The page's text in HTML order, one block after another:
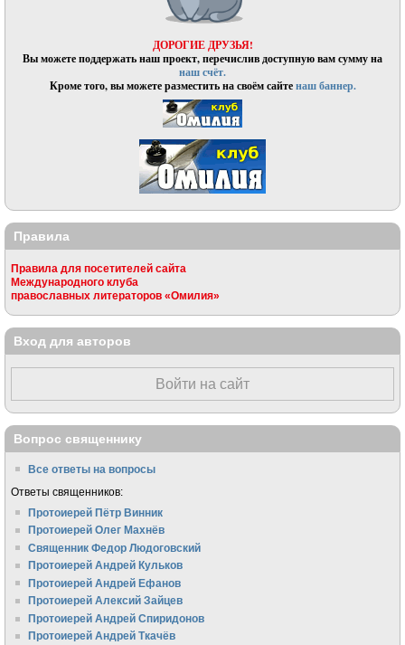
ДОРОГИЕ ДРУЗЬЯ!
Вы можете поддержать наш проект, перечислив доступную вам сумму на
наш счёт.
Кроме того, вы можете разместить на своём сайтенаш баннер.
Правила
Правила для посетителей сайта
Международного клуба
православных литераторов «Омилия»
Вход для авторов
Войти на сайт
Вопрос священнику
Все ответы на вопросы
Ответы священников:
Протоиерей Пётр Винник
Протоиерей Олег Махнёв
Священник Федор Людоговский
Протоиерей Андрей Кульков
Протоиерей Андрей Ефанов
Протоиерей Алексий Зайцев
Протоиерей Андрей Спиридонов
Протоиерей Андрей Ткачёв